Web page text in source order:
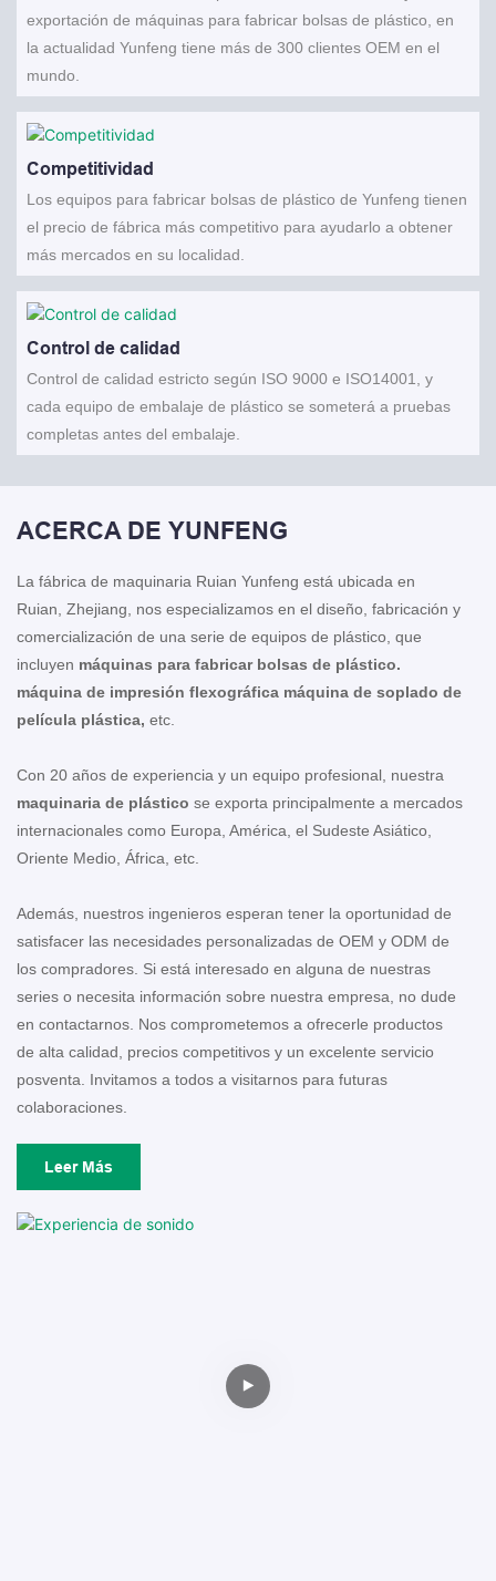
exportación de máquinas para fabricar bolsas de plástico, en
la actualidad Yunfeng tiene más de 300 clientes OEM en el
mundo.
Competitividad
Los equipos para fabricar bolsas de plástico de Yunfeng tienen
el precio de fábrica más competitivo para ayudarlo a obtener
más mercados en su localidad.
Control de calidad
Control de calidad estricto según ISO 9000 e ISO14001, y
cada equipo de embalaje de plástico se someterá a pruebas
completas antes del embalaje.
ACERCA DE YUNFENG
La fábrica de maquinaria Ruian Yunfeng está ubicada en
Ruian, Zhejiang, nos especializamos en el diseño, fabricación y
comercialización de una serie de equipos de plástico, que
incluyen máquinas para fabricar bolsas de plástico.
máquina de impresión flexográfica máquina de soplado de
película plástica, etc.
Con 20 años de experiencia y un equipo profesional, nuestra
maquinaria de plástico se exporta principalmente a mercados
internacionales como Europa, América, el Sudeste Asiático,
Oriente Medio, África, etc.
Además, nuestros ingenieros esperan tener la oportunidad de
satisfacer las necesidades personalizadas de OEM y ODM de
los compradores. Si está interesado en alguna de nuestras
series o necesita información sobre nuestra empresa, no dude
en contactarnos. Nos comprometemos a ofrecerle productos
de alta calidad, precios competitivos y un excelente servicio
posventa. Invitamos a todos a visitarnos para futuras
colaboraciones.
Leer Más